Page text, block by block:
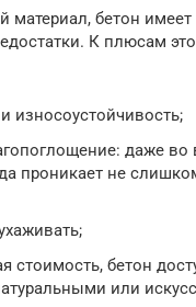
материал, бетон имеет
К плюсам
износоустойчивость;
даже во
проникает не
стоимость, бетон
или